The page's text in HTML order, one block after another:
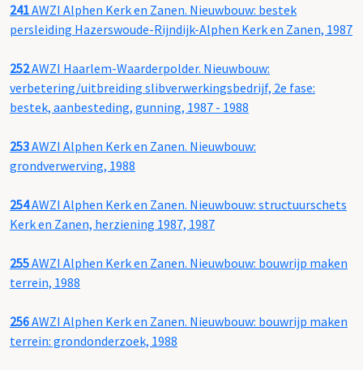
241AWZI Alphen Kerk en Zanen. Nieuwbouw: bestek
persleiding Hazerswoude-Rijndijk-Alphen Kerk en Zanen, 1987
252AWZI Haarlem-Waarderpolder. Nieuwbouw:
verbetering/uitbreiding slibverwerkingsbedrijf, 2e fase:
bestek, aanbesteding, gunning, 1987 - 1988
253AWZI Alphen Kerk en Zanen. Nieuwbouw:
grondverwerving, 1988
254AWZI Alphen Kerk en Zanen. Nieuwbouw: structuurschets
Kerk en Zanen, herziening 1987, 1987
255AWZI Alphen Kerk en Zanen. Nieuwbouw: bouwrijp maken
terrein, 1988
256AWZI Alphen Kerk en Zanen. Nieuwbouw: bouwrijp maken
terrein: grondonderzoek, 1988